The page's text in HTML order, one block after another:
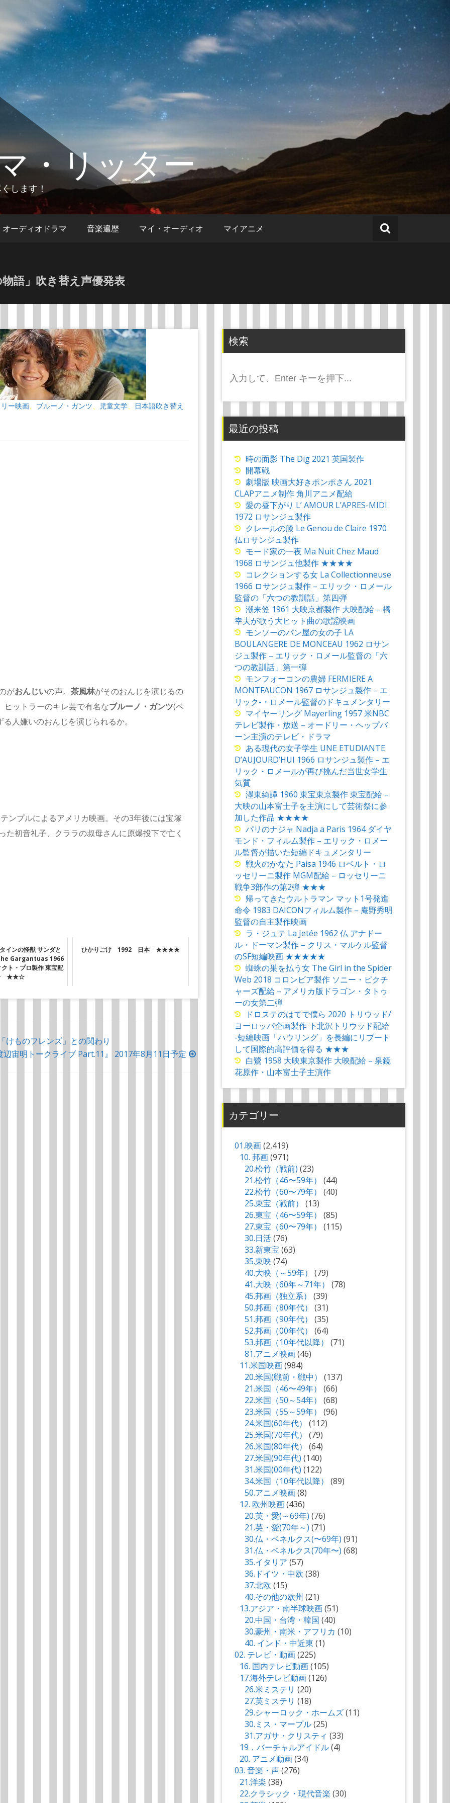
・リッター
ます！
オーディオドラマ 音楽遍歴 マイ・オーディオ マイアニメ
語」吹き替え声優発表
ー映画 ブルーノ・ガンツ 児童文学 日本語吹き替え
がおんじいの声。 茶風林がそのおんじを演じるの
ットラーのキレ芸で有名なブルーノ・ガンツ(ベ
人嫌いのおんじを演じられるか。
ンプルによるアメリカ映画。その3年後には宝塚
初音礼子、クララの叔母さんに原爆投下で亡く
インの怪獣 サンダと
Gargantuas 1966
ト・プロ製作 東宝配
★★☆
ひかりごけ 1992 日本 ★★★★
けものフレンズ」との関わり
辺宙明トークライブ Part.11』 2017年8月11日予定
検索
索:
最近の投稿
時の面影 The Dig 2021 英国製作
開幕戦
劇場版 映画大好きポンポさん 2021
CLAPアニメ制作 角川アニメ配給
愛の昼下がり L’ AMOUR L’APRES-MIDI
1972 ロサンジュ製作
クレールの膝 Le Genou de Claire 1970
仏ロサンジュ製作
モード家の一夜 Ma Nuit Chez Maud
1968 ロサンジュ他製作 ★★★★
コレクションする女 La Collectionneuse
1966 ロサンジュ製作 – エリック・ロメール
監督の「六つの教訓話」第四弾
潮来笠 1961 大映京都製作 大映配給 – 橋
幸夫が歌う大ヒット曲の歌謡映画
モンソーのパン屋の女の子 LA
BOULANGERE DE MONCEAU 1962 ロサン
ジュ製作 – エリック・ロメール監督の「六
つの教訓話」第一弾
モンフォーコンの農婦 FERMIERE A
MONTFAUCON 1967 ロサンジュ製作 – エ
リック-・ロメール監督のドキュメンタリー
マイヤーリング Mayerling 1957 米NBC
テレビ製作・放送 – オードリー・ヘップバ
ーン主演のテレビ・ドラマ
ある現代の女子学生 UNE ETUDIANTE
D’AUJOURD’HUI 1966 ロサンジュ製作 – エ
リック・ロメールが再び挑んだ当世女学生
気質
濹東綺譚 1960 東宝東京製作 東宝配給 –
大映の山本富士子を主演にして芸術祭に参
加した作品 ★★★★
パリのナジャ Nadja a Paris 1964 ダイヤ
モンド・フィルム製作 – エリック・ロメー
ル監督が描いた短編ドキュメンタリー
戦火のかなた Paisa 1946 ロベルト・ロ
ッセリーニ製作 MGM配給 – ロッセリーニ
戦争3部作の第2弾 ★★★
帰ってきたウルトラマン マット1号発進
命令 1983 DAICONフィルム製作 – 庵野秀明
監督の自主製作映画
ラ・ジュテ La Jetée 1962 仏 アナドー
ル・ドーマン製作 – クリス・マルケル監督
のSF短編映画 ★★★★★
蜘蛛の巣を払う女 The Girl in the Spider
Web 2018 コロンビア製作 ソニー・ピクチ
ャーズ配給 – アメリカ版ドラゴン・タトゥ
ーの女第二弾
ドロステのはてで僕ら 2020 トリウッド/
ヨーロッパ企画製作 下北沢トリウッド配給
-短編映画「ハウリング」を長編にリブート
して国際的高評価を得る ★★★
白鷺 1958 大映東京製作 大映配給 – 泉鏡
花原作・山本富士子主演作
カテゴリー
01.映画(2,419)
10. 邦画(971)
20.松竹（戦前) (23)
21.松竹（46〜59年）
(44)
22.松竹（60〜79年）
(40)
25.東宝（戦前）
(13)
26.東宝（46〜59年）
(85)
27.東宝（60〜79年）
(115)
30.日活(76)
33.新東宝 (63)
35.東映 (74)
40.大映（～59年）
(79)
41.大映（60年～71年）
(78)
45.邦画（独立系）
(39)
50.邦画（80年代）
(31)
51.邦画（90年代）
(35)
52.邦画（00年代）
(64)
53.邦画（10年代以降）
(71)
81.アニメ映画(46)
11.米国映画(984)
20.米国(戦前・戦中）
(137)
21.米国（46〜49年）
(66)
22.米国（50～54年）
(68)
23.米国（55～59年）
(96)
24.米国(60年代）
(112)
25.米国(70年代）
(79)
26.米国(80年代）
(64)
27.米国(90年代) (140)
31.米国(00年代) (122)
34.米国（10年代以降）
(89)
50.アニメ映画(8)
12. 欧州映画(436)
20.英・愛(～69年) (76)
21.英・愛(70年～) (71)
30.仏・ベネルクス(〜69年) (91)
31.仏・ベネルクス(70年〜) (68)
35.イタリア (57)
36.ドイツ・中欧 (38)
37.北欧 (15)
40.その他の欧州 (21)
13.アジア・南半球映画(51)
20.中国・台湾・韓国 (40)
30.豪州・南米・アフリカ (10)
40. インド・中近東 (1)
02. テレビ・動画(225)
16. 国内テレビ動画(105)
17.海外テレビ動画(126)
26.米ミステリ (20)
27.英ミステリ (18)
29.シャーロック・ホームズ(11)
30.ミス・マープル(25)
31.アガサ・クリスティ (33)
19．バーチャルアイドル(4)
20. アニメ動画(34)
03. 音楽・声(276)
21.洋楽 (38)
22.クラシック・現代音楽 (30)